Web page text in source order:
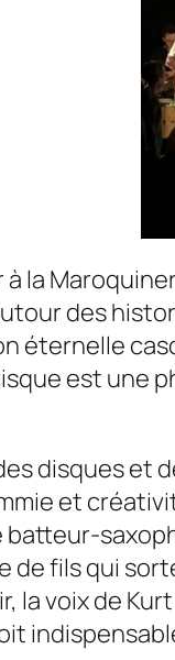
la
des
éternelle
est une
disques et
et
de fils qui
la voix de